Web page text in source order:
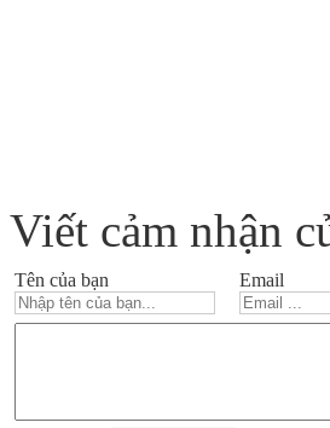
Viết cảm nhận
Tên của bạn
Email